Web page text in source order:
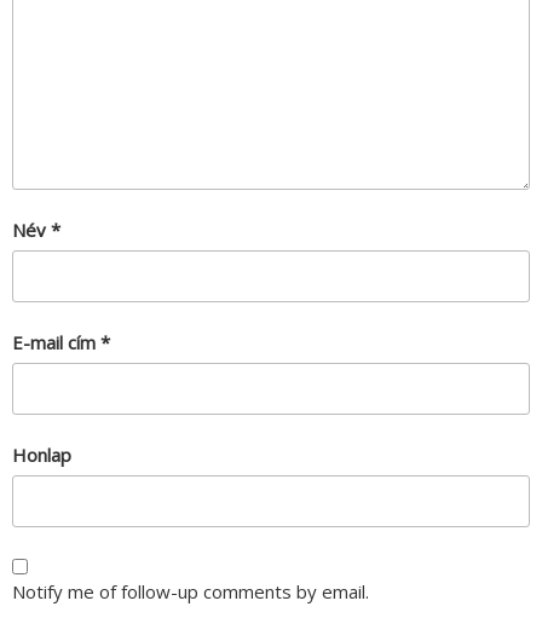
Név *
E-mail cím *
Honlap
Notify me of follow-up comments by email.